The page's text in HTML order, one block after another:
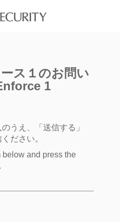
ス１のお問い
1
うえ、「送信する」
ださい。
below and press the